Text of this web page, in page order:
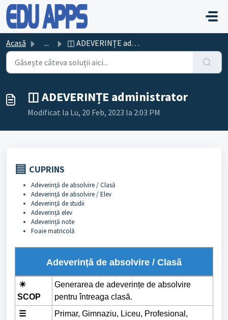
Sari la conținutul principal
Acasă ... ◫ ADEVERINȚE administrator
◫ ADEVERINȚE administrator
Modificat la Lu, 20 Feb, 2023 la 2:03 PM
▤ CUPRINS
Adeverință de absolvire / Clasă
Adeverință de absolvire / Elev
Adeverință de studii
Adeverință elev
Adeverință note
Foaie matricolă
Adeverință de absolvire / Clasă
☀
SCOP
Generarea de adeverințe de absolvire
pentru întreaga clasă.
☰
Primar, Gimnaziu, Liceu, Profesional,